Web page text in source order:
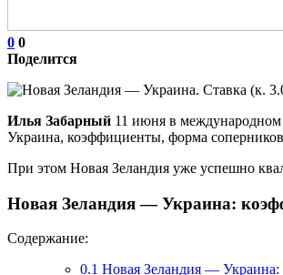
0 0
Поделится
Илья Забарный 11 июня в
Украина, коэффициенты, форма соперников
При этом Новая Зеландия уже успешно
Новая Зеландия — Украина:
Содержание:
0.1 Новая Зеландия —